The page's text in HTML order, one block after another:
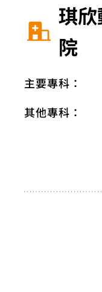
琪
院
主要專科：
其他專科：